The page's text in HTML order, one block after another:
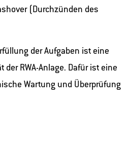
(Durchzünden des
der Aufgaben ist eine
RWA-Anlage. Dafür ist eine
Wartung und Überprüfung